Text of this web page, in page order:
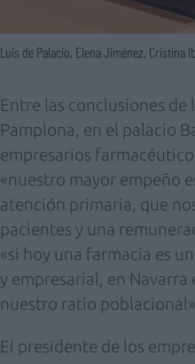
Luis de Palacio, Elena Jiménez, Cristina
Entre las conclusiones de
Pamplona, en el palacio
empresarios
«nuestro mayor empeño
atención primaria, que
pacientes y una
«si hoy una farmacia es
y empresarial, en
nuestro ratio
El presidente de los